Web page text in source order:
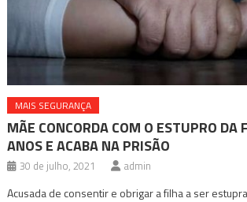
MAIS SEGURANÇA
MÃE CONCORDA COM O ESTUPRO DA
ANOS E ACABA NA PRISÃO
30 de julho, 2021 admin
Acusada de consentir e obrigar a filha a ser